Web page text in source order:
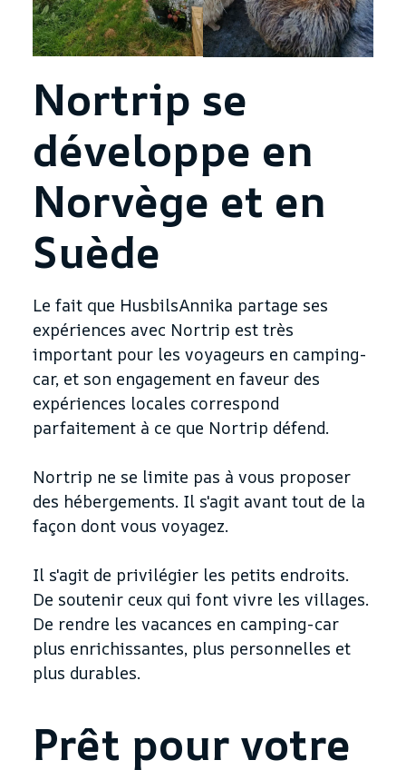
Nortrip se
développe en
Norvège et en
Suède
Le fait que HusbilsAnnika partage ses
expériences avec Nortrip est très
important pour les voyageurs en camping-
car, et son engagement en faveur des
expériences locales correspond
parfaitement à ce que Nortrip défend.
Nortrip ne se limite pas à vous proposer
des hébergements. Il s'agit avant tout de la
façon dont vous voyagez.
Il s'agit de privilégier les petits endroits.
De soutenir ceux qui font vivre les villages.
De rendre les vacances en camping-car
plus enrichissantes, plus personnelles et
plus durables.
Prêt pour votre